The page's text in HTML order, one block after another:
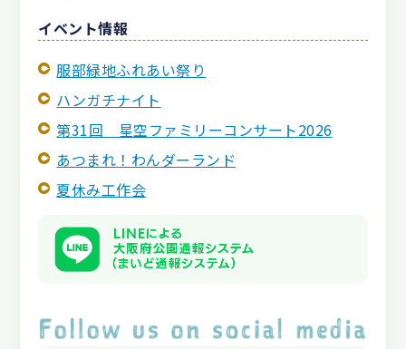
イベント情報
服部緑地ふれあい祭り
ハンガチナイト
第31回 星空ファミリーコンサート2026
あつまれ！わんダーランド
夏休み工作会